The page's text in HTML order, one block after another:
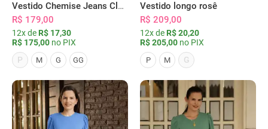
Vestido Chemise Jeans Clássica Serena
R$ 179,00
12x de R$ 17,30
R$ 175,00 no PIX
P
M G GG
Vestido longo rosê
R$ 209,00
12x de R$ 20,20
R$ 205,00 no PIX
P M G